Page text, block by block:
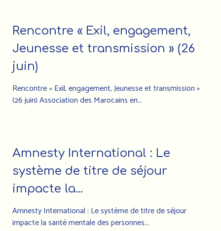
Rencontre « Exil, engagement,
Jeunesse et transmission » (26
juin)
Rencontre « Exil, engagement, Jeunesse et transmission »
(26 juin) Association des Marocains en...
Amnesty International : Le
système de titre de séjour
impacte la...
Amnesty International : Le système de titre de séjour
impacte la santé mentale des personnes...